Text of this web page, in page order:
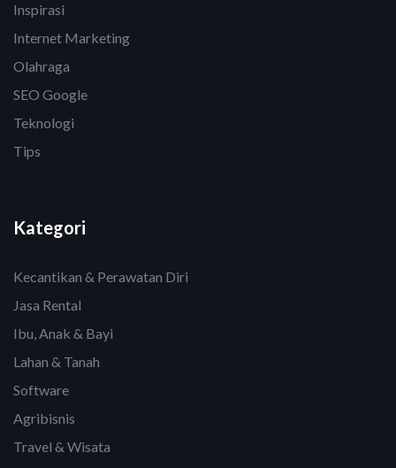
Inspirasi
Internet Marketing
Olahraga
SEO Google
Teknologi
Tips
Kategori
Kecantikan & Perawatan Diri
Jasa Rental
Ibu, Anak & Bayi
Lahan & Tanah
Software
Agribisnis
Travel & Wisata